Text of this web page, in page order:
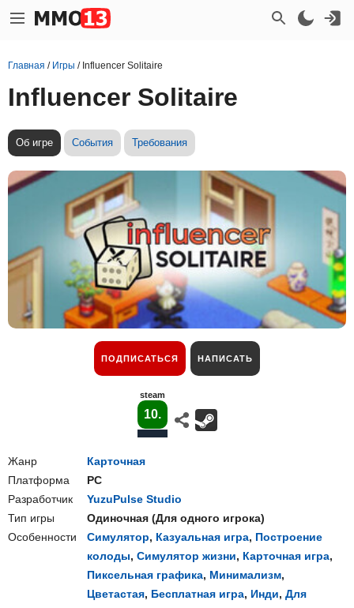
Главная / Игры / Influencer Solitaire
Influencer Solitaire
Об игре События Требования
ПОДПИСАТЬСЯ НАПИСАТЬ
steam
10.
Жанр
Карточная
Платформа
PC
Разработчик
YuzuPulse Studio
Тип игры
Одиночная (Для одного игрока)
Особенности
Симулятор, Казуальная игра, Построение
колоды, Симулятор жизни, Карточная игра,
Пиксельная графика, Минимализм,
Цветастая, Бесплатная игра, Инди, Для